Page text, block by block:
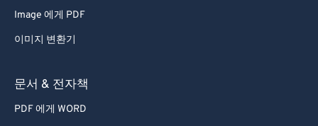
Image 에게 PDF
이미지 변환기
문서 & 전자책
PDF 에게 WORD